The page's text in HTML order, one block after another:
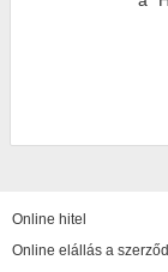
Online hitel
Online elállás a